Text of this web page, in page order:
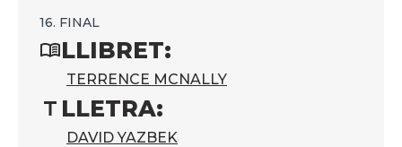
16. FINAL
LLIBRET:
TERRENCE MCNALLY
LLETRA:
DAVID YAZBEK